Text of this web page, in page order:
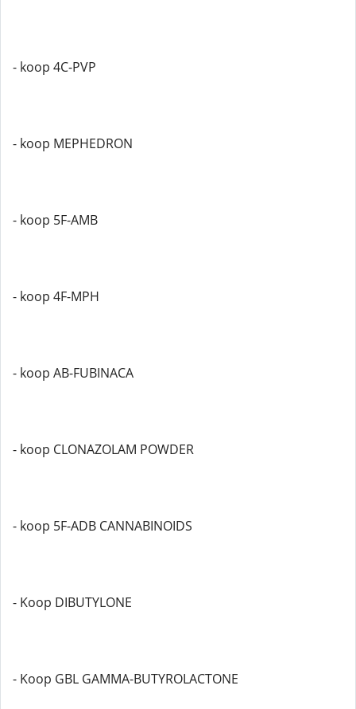
- koop 4C-PVP
- koop MEPHEDRON
- koop 5F-AMB
- koop 4F-MPH
- koop AB-FUBINACA
- koop CLONAZOLAM POWDER
- koop 5F-ADB CANNABINOIDS
- Koop DIBUTYLONE
- Koop GBL GAMMA-BUTYROLACTONE